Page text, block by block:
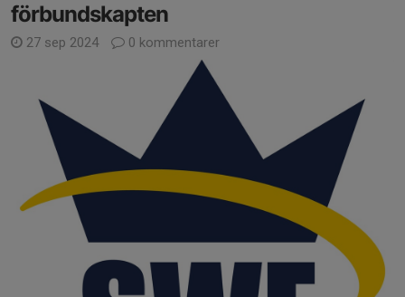
förbundskapten
27 sep 2024 0 kommentarer